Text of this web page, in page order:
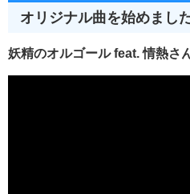
オリジナル曲を始めまし
妖精のオルゴール feat. 情熱さ